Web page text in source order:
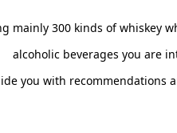
mainly 300 kinds of whiskey
alcoholic beverages you are
you with recommendations